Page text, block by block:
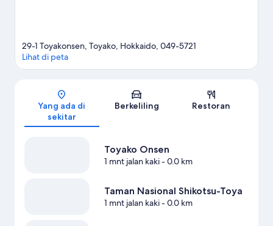
Peta
29-1 Toyakonsen, Toyako, Hokkaido, 049-5721
Lihat di peta
Yang ada di
sekitar
Berkeliling Restoran
Toyako Onsen
1 mnt jalan kaki- 0.0 km
Taman Nasional Shikotsu-Toya
1 mnt jalan kaki- 0.0 km